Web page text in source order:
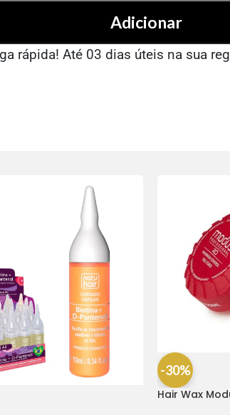
Adicionar
rápida! Até 03 dias úteis na sua
-30%
Hair Wax